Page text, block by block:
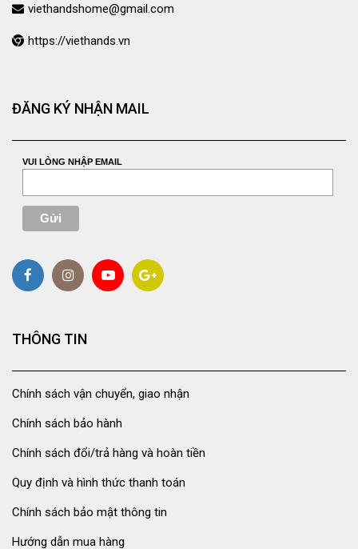
viethandshome@gmail.com
https://viethands.vn
ĐĂNG KÝ NHẬN MAIL
VUI LÒNG NHẬP EMAIL
THÔNG TIN
Chính sách vận chuyển, giao nhận
Chính sách bảo hành
Chính sách đổi/trả hàng và hoàn tiền
Quy định và hình thức thanh toán
Chính sách bảo mật thông tin
Hướng dẫn mua hàng